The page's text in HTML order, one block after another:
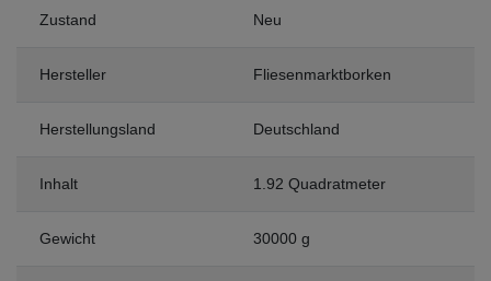
Zustand Neu
Hersteller Fliesenmarktborken
Herstellungsland Deutschland
Inhalt 1.92 Quadratmeter
Gewicht 30000 g